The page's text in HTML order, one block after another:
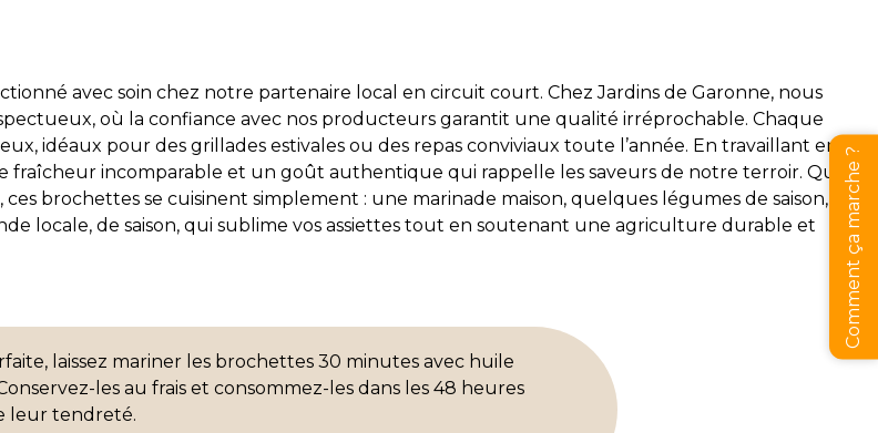
avec soin chez notre partenaire local en circuit court. Chez Jardins de Garonne, nous
où la confiance avec nos producteurs garantit une qualité irréprochable. Chaque
idéaux pour des grillades estivales ou des repas conviviaux toute l’année. En travaillant en
fraîcheur incomparable et un goût authentique qui rappelle les saveurs de notre terroir. Que
brochettes se cuisinent simplement : une marinade maison, quelques légumes de saison, et
locale, de saison, qui sublime vos assiettes tout en soutenant une agriculture durable et
laissez mariner les brochettes 30 minutes avec huile
les au frais et consommez-les dans les 48 heures
leur tendreté.
Comment ça marche ?